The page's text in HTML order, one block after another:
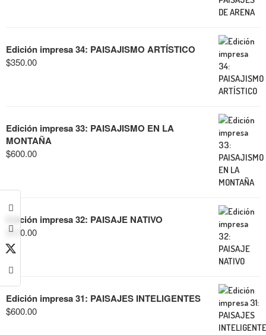
Edición impresa 34: PAISAJISMO ARTÍSTICO
$350.00
Edición impresa 33: PAISAJISMO EN LA
MONTAÑA
$600.00
Edición impresa 32: PAISAJE NATIVO
$600.00
Edición impresa 31: PAISAJES INTELIGENTES
$600.00